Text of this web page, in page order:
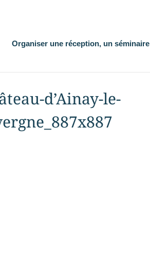
Organiser une réception, un séminaire
d’Ainay-le-